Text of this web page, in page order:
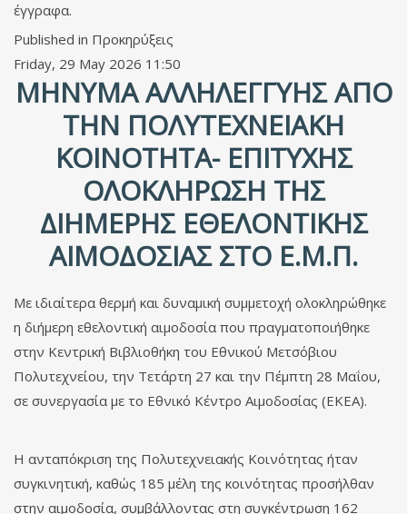
έγγραφα.
Published in Προκηρύξεις
Friday, 29 May 2026 11:50
ΜΉΝΥΜΑ ΑΛΛΗΛΕΓΓΎΗΣ ΑΠΌ
ΤΗΝ ΠΟΛΥΤΕΧΝΕΙΑΚΉ
ΚΟΙΝΌΤΗΤΑ- ΕΠΙΤΥΧΉΣ
ΟΛΟΚΛΉΡΩΣΗ ΤΗΣ
ΔΙΉΜΕΡΗΣ ΕΘΕΛΟΝΤΙΚΉΣ
ΑΙΜΟΔΟΣΊΑΣ ΣΤΟ Ε.Μ.Π.
Με ιδιαίτερα θερμή και δυναμική συμμετοχή ολοκληρώθηκε
η διήμερη εθελοντική αιμοδοσία που πραγματοποιήθηκε
στην Κεντρική Βιβλιοθήκη του Εθνικού Μετσόβιου
Πολυτεχνείου, την Τετάρτη 27 και την Πέμπτη 28 Μαΐου,
σε συνεργασία με το Εθνικό Κέντρο Αιμοδοσίας (ΕΚΕΑ).
Η ανταπόκριση της Πολυτεχνειακής Κοινότητας ήταν
συγκινητική, καθώς 185 μέλη της κοινότητας προσήλθαν
στην αιμοδοσία, συμβάλλοντας στη συγκέντρωση 162